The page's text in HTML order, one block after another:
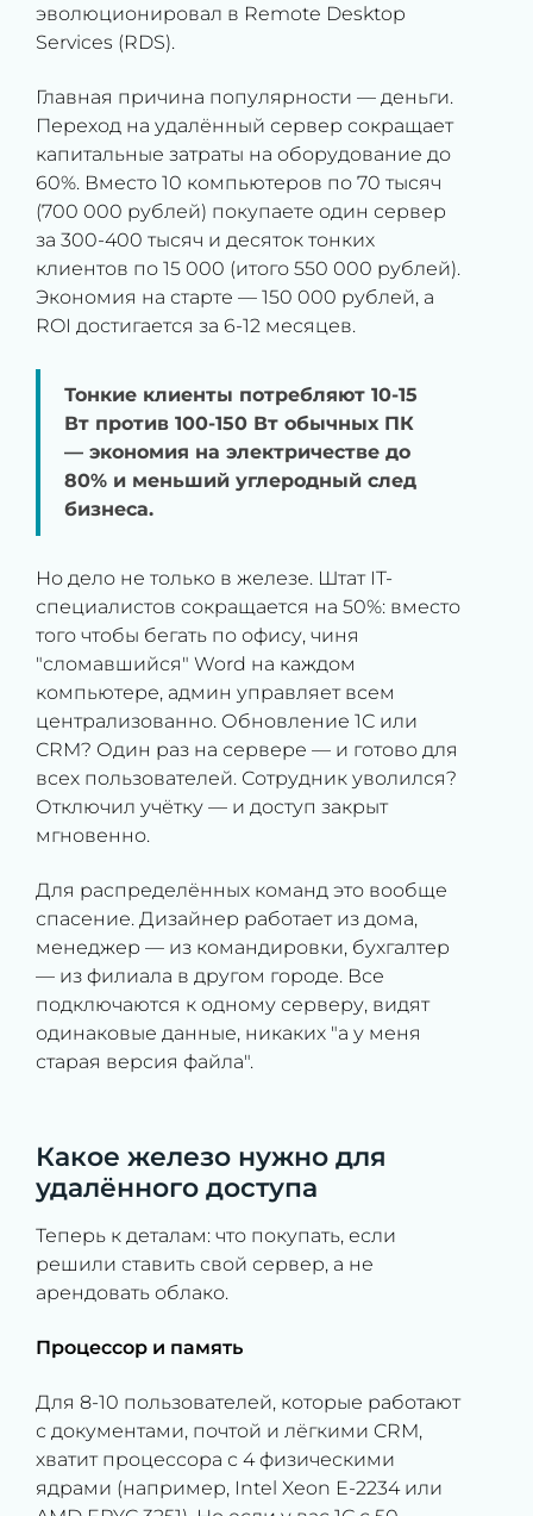
эволюционировал в Remote Desktop
Services (RDS).
Главная причина популярности — деньги.
Переход на удалённый сервер сокращает
капитальные затраты на оборудование до
60%. Вместо 10 компьютеров по 70 тысяч
(700 000 рублей) покупаете один сервер
за 300-400 тысяч и десяток тонких
клиентов по 15 000 (итого 550 000 рублей).
Экономия на старте — 150 000 рублей, а
ROI достигается за 6-12 месяцев.
Тонкие клиенты потребляют 10-15
Вт против 100-150 Вт обычных ПК
— экономия на электричестве до
80% и меньший углеродный след
бизнеса.
Но дело не только в железе. Штат IT-
специалистов сокращается на 50%: вместо
того чтобы бегать по офису, чиня
"сломавшийся" Word на каждом
компьютере, админ управляет всем
централизованно. Обновление 1С или
CRM? Один раз на сервере — и готово для
всех пользователей. Сотрудник уволился?
Отключил учётку — и доступ закрыт
мгновенно.
Для распределённых команд это вообще
спасение. Дизайнер работает из дома,
менеджер — из командировки, бухгалтер
— из филиала в другом городе. Все
подключаются к одному серверу, видят
одинаковые данные, никаких "а у меня
старая версия файла".
Какое железо нужно для
удалённого доступа
Теперь к деталам: что покупать, если
решили ставить свой сервер, а не
арендовать облако.
Процессор и память
Для 8-10 пользователей, которые работают
с документами, почтой и лёгкими CRM,
хватит процессора с 4 физическими
ядрами (например, Intel Xeon E-2234 или